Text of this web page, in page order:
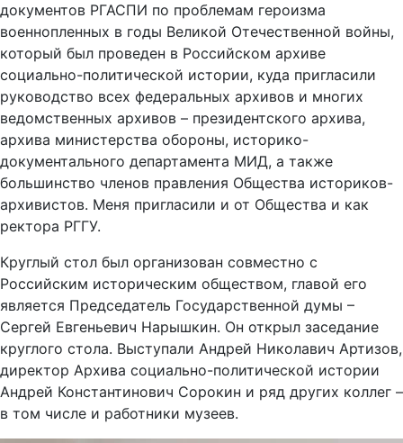
документов РГАСПИ по проблемам героизма
военнопленных в годы Великой Отечественной войны,
который был проведен в Российском архиве
социально-политической истории, куда пригласили
руководство всех федеральных архивов и многих
ведомственных архивов – президентского архива,
архива министерства обороны, историко-
документального департамента МИД, а также
большинство членов правления Общества историков-
архивистов. Меня пригласили и от Общества и как
ректора РГГУ.
Круглый стол был организован совместно с
Российским историческим обществом, главой его
является Председатель Государственной думы –
Сергей Евгеньевич Нарышкин. Он открыл заседание
круглого стола. Выступали Андрей Николавич Артизов,
директор Архива социально-политической истории
Андрей Константинович Сорокин и ряд других коллег –
в том числе и работники музеев.